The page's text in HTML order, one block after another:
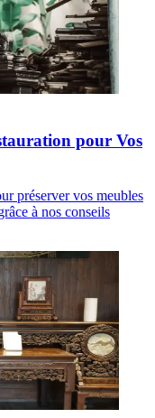
pour Vos
préserver vos meubles
à nos conseils